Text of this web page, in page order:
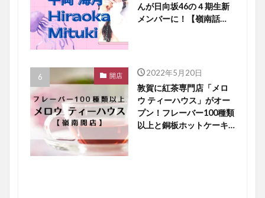
んが日向坂46の４期生新
メンバーに！【嶺南話
開店 2022年5月20日
敦賀に紅茶専門店「メロ
ウ ティーハウス」がオー
プン！フレーバー100種類
以上と銅板ホットケーキ